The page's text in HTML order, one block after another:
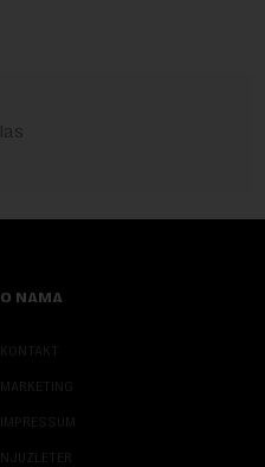
O NAMA
KONTAKT
MARKETING
IMPRESSUM
NJUZLETER